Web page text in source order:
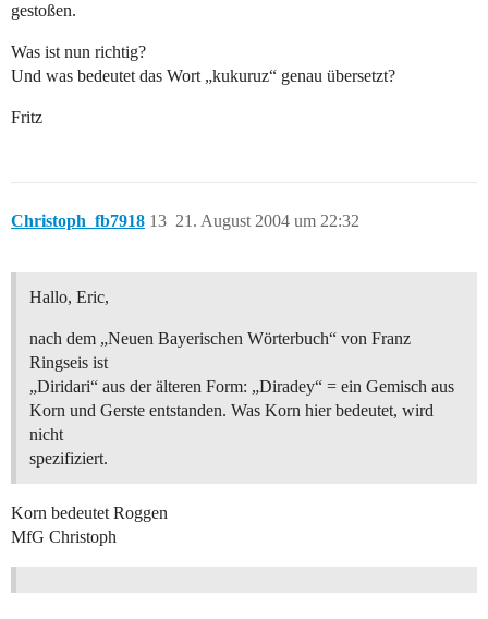
gestoßen.
Was ist nun richtig?
Und was bedeutet das Wort „kukuruz“ genau übersetzt?
Fritz
Christoph_fb7918 21. August 2004 um 22:32
13
Hallo, Eric,
nach dem „Neuen Bayerischen Wörterbuch“ von Franz
Ringseis ist
„Diridari“ aus der älteren Form: „Diradey“ = ein Gemisch aus
Korn und Gerste entstanden. Was Korn hier bedeutet, wird
nicht
spezifiziert.
Korn bedeutet Roggen
MfG Christoph